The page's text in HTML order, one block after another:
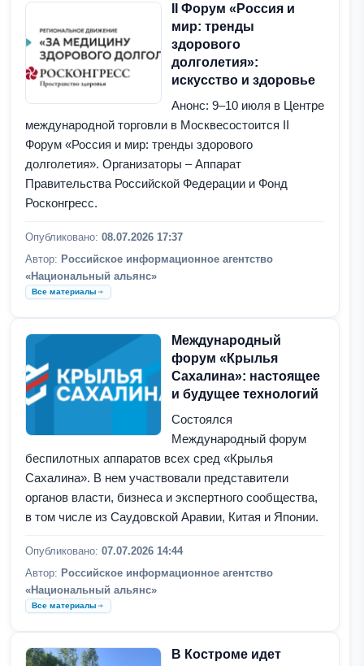
II Форум «Россия и
мир: тренды
здорового
долголетия»:
искусство и здоровье
Анонс: 9–10 июля в Центре
международной торговли в Москвесостоится II
Форум «Россия и мир: тренды здорового
долголетия». Организаторы – Аппарат
Правительства Российской Федерации и Фонд
Росконгресс.
Опубликовано: 08.07.2026 17:37
Автор: Российское информационное агентство
«Национальный альянс»
Все материалы
Международный
форум «Крылья
Сахалина»: настоящее
и будущее технологий
Состоялся
Международный форум
беспилотных аппаратов всех сред «Крылья
Сахалина». В нем участвовали представители
органов власти, бизнеса и экспертного сообщества,
в том числе из Саудовской Аравии, Китая и Японии.
Опубликовано: 07.07.2026 14:44
Автор: Российское информационное агентство
«Национальный альянс»
Все материалы
В Костроме идет